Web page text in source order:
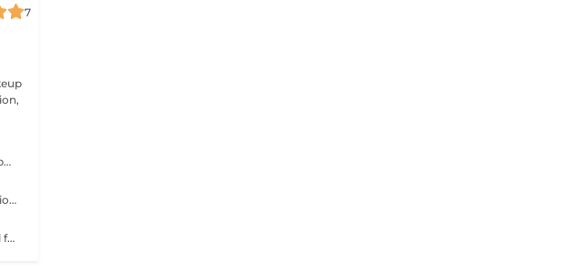
7
Manucure-without application A classic manicure for naturally beautiful, well-groomed hands. The treatment includes nail shaping, cuticle care, light buffing if needed, followed by nourishing cuticle oil and a moisturizing hand cream. This service does not include an application
Enjoy a classic manicure finished with a Peel-Off polish application. This innovative system provides a glossy, long-lasting finish. Cured under an LED lamp, the polish is instantly dry, so there is no smudging, no dents, and no marks after your appointment. I do not use traditional nail polish because Peel-Off systems are gentler on natural nails, have less odour, last longer, and can be removed more gently.
A classic manicure finished with a semi-permanent polish. Ideal for those who want glossy, well-groomed and durable nails for around 2 to 3 weeks. Semi-permanent polish must be professionally removed or renewed in the salon.